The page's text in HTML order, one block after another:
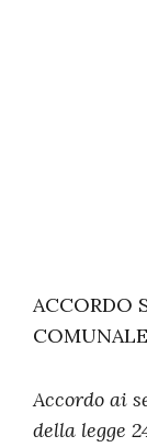
ACCORDO
Accordo ai
della legge